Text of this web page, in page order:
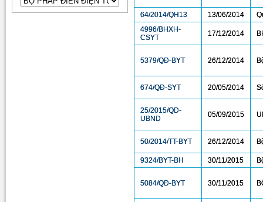
64/2014/QH13 13/06/2014
4996/BHXH-
CSYT
17/12/2014
5379/QĐ-BYT 26/12/2014
674/QĐ-SYT 20/05/2014
25/2015/QD-
UBND
05/09/2015
50/2014/TT-BYT 26/12/2014
9324/BYT-BH 30/11/2015
5084/QĐ-BYT 30/11/2015